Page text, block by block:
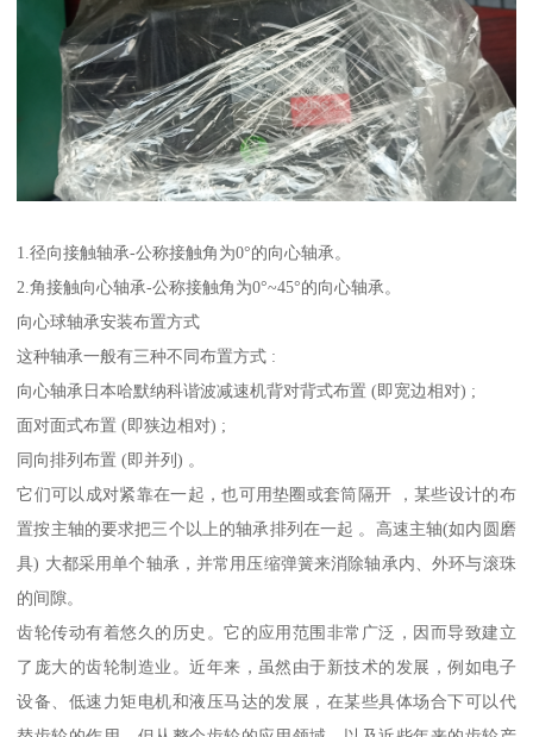
1.径向接触轴承-公称接触角为0°的向心轴承。
2.角接触向心轴承-公称接触角为0°~45°的向心轴承。
向心球轴承安装布置方式
这种轴承一般有三种不同布置方式 :
向心轴承日本哈默纳科谐波减速机背对背式布置 (即宽边相对) ;
面对面式布置 (即狭边相对) ;
同向排列布置 (即并列) 。
它们可以成对紧靠在一起，也可用垫圈或套筒隔开 ，某些设计的布
置按主轴的要求把三个以上的轴承排列在一起 。高速主轴(如内圆磨
具) 大都采用单个轴承，并常用压缩弹簧来消除轴承内、外环与滚珠
的间隙。
齿轮传动有着悠久的历史。它的应用范围非常广泛，因而导致建立
了庞大的齿轮制造业。近年来，虽然由于新技术的发展，例如电子
设备、低速力矩电机和液压马达的发展，在某些具体场合下可以代